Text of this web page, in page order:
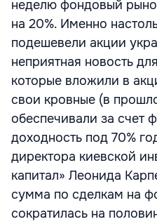
неделю фондовый
на 20%. Именно
подешевели акции
неприятная новость
которые вложили в
свои кровные (в
обеспечивали за счет
доходность под 70%
директора киевской
капитал» Леонида
сумма по сделкам на
сократилась на